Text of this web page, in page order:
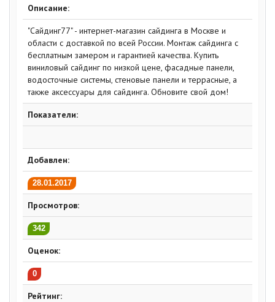
Описание:
"Сайдинг77" - интернет-магазин сайдинга в Москве и
области с доставкой по всей России. Монтаж сайдинга с
бесплатным замером и гарантией качества. Купить
виниловый сайдинг по низкой цене, фасадные панели,
водосточные системы, стеновые панели и террасные, а
также аксессуары для сайдинга. Обновите свой дом!
Показатели:
Добавлен:
28.01.2017
Просмотров:
342
Оценок:
0
Рейтинг: